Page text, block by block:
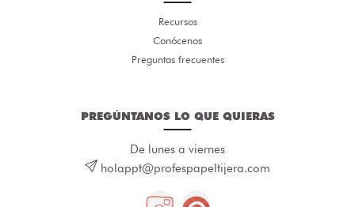
Recursos
Conócenos
Preguntas frecuentes
PREGÚNTANOS LO QUE QUIERAS
De lunes a viernes
holappt@profespapeltijera.com